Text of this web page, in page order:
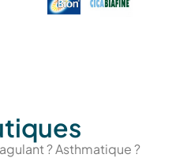
? Asthmatique ?